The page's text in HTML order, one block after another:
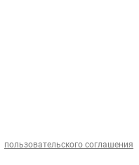
пользовательского соглашения